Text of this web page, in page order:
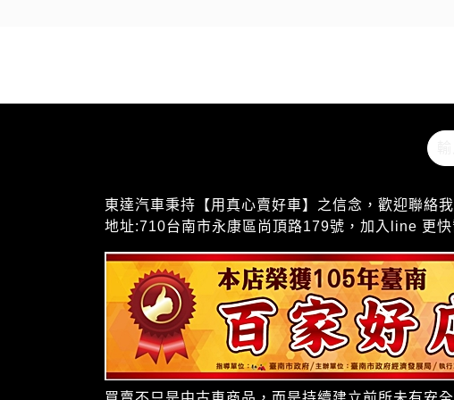
東達汽車秉持【用真心賣好車】之信念，歡迎聯絡
地址:710台南市永康區尚頂路179號，加入line 更